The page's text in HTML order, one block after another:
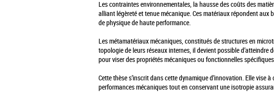
Les contraintes environnementales, la hausse des coûts des
alliant légèreté et tenue mécanique. Ces matériaux répondent aux
de physique de haute performance.
Les métamatériaux mécaniques, constitués de structures en
topologie de leurs réseaux internes, il devient possible
pour viser des propriétés mécaniques ou fonctionnelles
Cette thèse s’inscrit dans cette dynamique d’innovation. Elle
performances mécaniques tout en conservant une isotropie